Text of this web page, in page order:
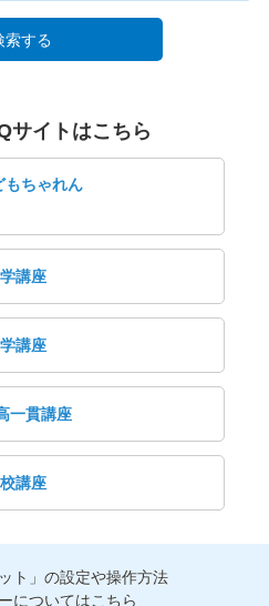
索する
サイトはこちら
ト」の設定や操作方法
についてはこちら